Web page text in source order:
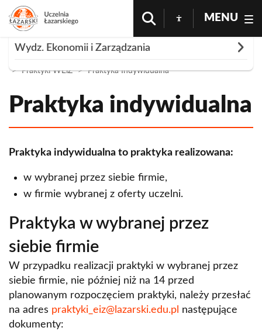
MENU
Praktyki WEiZ
Praktyka Indywidualna
Praktyka indywidualna
Praktyka indywidualna to praktyka realizowana:
w wybranej przez siebie firmie,
w firmie wybranej z oferty uczelni.
Praktyka w wybranej przez
siebie firmie
W przypadku realizacji praktyki w wybranej przez
siebie firmie, nie później niż na 14 przed
planowanym rozpoczęciem praktyki, należy przesłać
na adres praktyki_eiz@lazarski.edu.pl następujące
dokumenty:
Wydz. Ekonomii i Zarządzania
Rozwiń
Faculty Programmes
Doktoraty WEiZ
Instytuty Wydziału Prawa i Administracji
Praktyka indywidualna
Działalność gospodarcza
Praca zawodowa
Praktyka w ramach programu Erasmus+
Kontakt - Wydział Ekonomii i Zarządzania